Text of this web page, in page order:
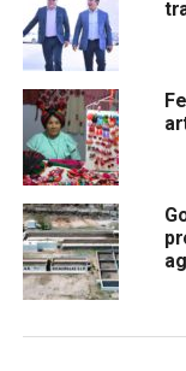
El gobernador del
la integridad de los